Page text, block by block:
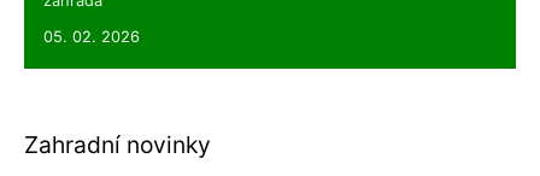
05. 02. 2026
Zahradní novinky